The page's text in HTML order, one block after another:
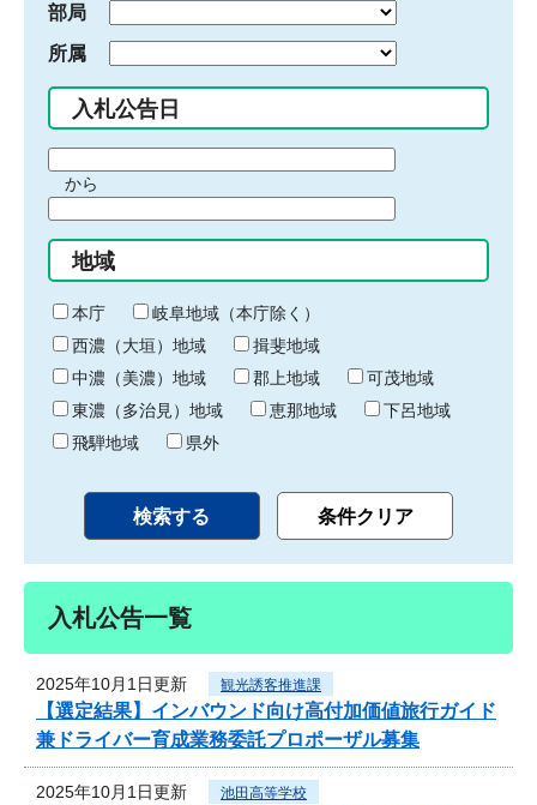
部局
所属
入札公告日
間
始
り
から
間
終
わ
り
地域
本庁
岐阜地域（本庁除く）
西濃（大垣）地域
揖斐地域
中濃（美濃）地域
郡上地域
可茂地域
東濃（多治見）地域
恵那地域
下呂地域
飛騨地域
県外
入札公告一覧
2025年10月1日更新 観光誘客推進課
【選定結果】インバウンド向け高付加価値旅行ガイド
兼ドライバー育成業務委託プロポーザル募集
2025年10月1日更新 池田高等学校